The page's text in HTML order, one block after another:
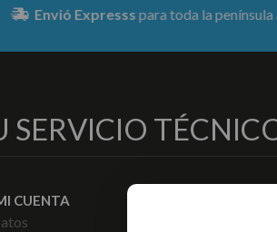
Expressspara toda la península a
SERVICIO
CUENTA